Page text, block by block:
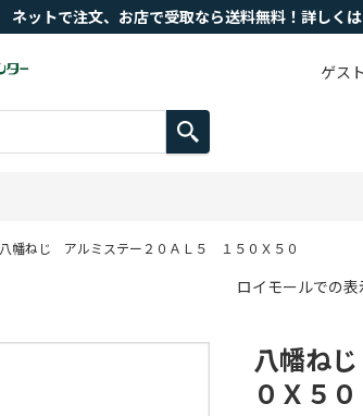
ネットで注文、お店で受取なら送料無料！詳しく
ゲス
八幡ねじ アルミステー２０ＡＬ５ １５０Ｘ５０
ロイモールでの
八幡ね
０Ｘ５０